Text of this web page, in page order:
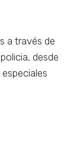
a través de
desde